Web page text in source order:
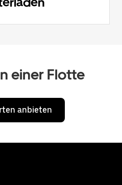
einer Flotte
anbieten